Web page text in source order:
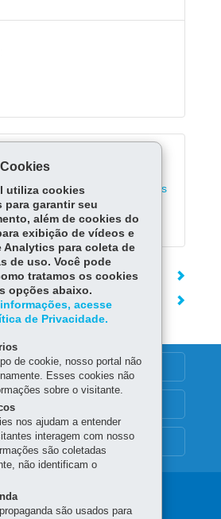
de calibração de instrumentos
Tecpar
do Ipem via formulários
utiliza cookies
para garantir seu
além de cookies do
exibição de vídeos e
Analytics para coleta de
de uso. Você pode
tratamos os cookies
opções abaixo.
informações, acesse
de Privacidade.
de cookie, nosso portal não
Esses cookies não
sobre o visitante.
nos ajudam a entender
interagem com nosso
são coletadas
não identificam o
são usados para